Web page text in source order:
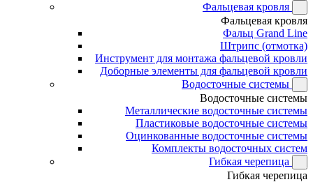
Фальцевая кровля
Фальцевая кровля
Фальц Grand Line
Штрипс (отмотка)
Инструмент для монтажа фальцевой кровли
Доборные элементы для фальцевой кровли
Водосточные системы
Водосточные системы
Металлические водосточные системы
Пластиковые водосточные системы
Оцинкованные водосточные системы
Комплекты водосточных систем
Гибкая черепица
Гибкая черепица